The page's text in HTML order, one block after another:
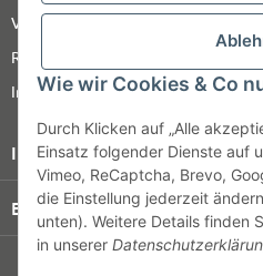
Wie wir Cookies & Co
Durch Klicken auf „Alle
Einsatz folgender Dienste auf
Vimeo, ReCaptcha, Brevo,
die Einstellung jederzeit
unten). Weitere Details finden
in unserer
Versandinformationen
Retour
Impressum
Informationen
Bezahlung & Versand
© HOZ